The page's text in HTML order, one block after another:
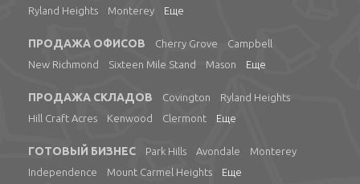
Ryland Heights
Monterey Еще
ПРОДАЖА ОФИСОВ Cherry Grove
Campbell
New Richmond
Sixteen Mile Stand Mason Еще
ПРОДАЖА СКЛАДОВ Covington
Ryland Heights
Hill Craft Acres
Kenwood Clermont Еще
ГОТОВЫЙ БИЗНЕС Park Hills Avondale
Monterey
Independence
Mount Carmel Heights Еще